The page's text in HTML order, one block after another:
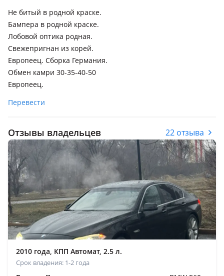
Не битый в родной краске.
Бампера в родной краске.
Лобовой оптика родная.
Свежепригнан из корей.
Европеец. Сборка Германия.
Обмен камри 30-35-40-50
Европеец.
Перевести
Отзывы владельцев 22 отзыва
2010 года, КПП Автомат, 2.5 л.
Срок владения: 1-2 года